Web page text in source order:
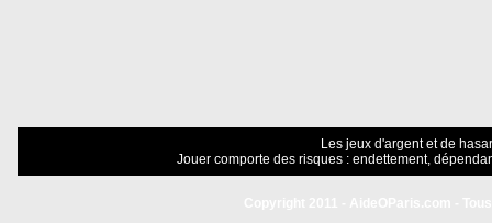
Les jeux d'argent et de
Jouer comporte des risques : endettement,